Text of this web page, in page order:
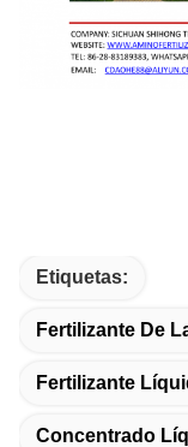
Etiquetas:
Fertilizante De
Fertilizante
Concentrado